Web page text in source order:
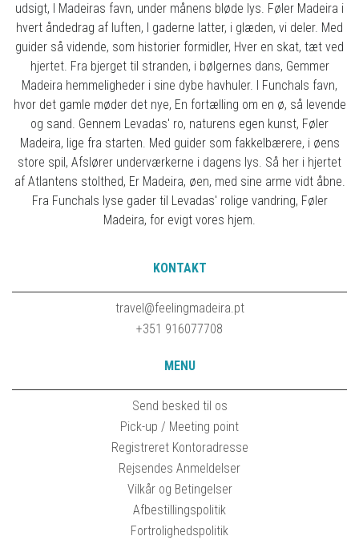
udsigt, I Madeiras favn, under månens bløde lys. Føler Madeira i
hvert åndedrag af luften, I gaderne latter, i glæden, vi deler. Med
guider så vidende, som historier formidler, Hver en skat, tæt ved
hjertet. Fra bjerget til stranden, i bølgernes dans, Gemmer
Madeira hemmeligheder i sine dybe havhuler. I Funchals favn,
hvor det gamle møder det nye, En fortælling om en ø, så levende
og sand. Gennem Levadas' ro, naturens egen kunst, Føler
Madeira, lige fra starten. Med guider som fakkelbærere, i øens
store spil, Afslører underværkerne i dagens lys. Så her i hjertet
af Atlantens stolthed, Er Madeira, øen, med sine arme vidt åbne.
Fra Funchals lyse gader til Levadas' rolige vandring, Føler
Madeira, for evigt vores hjem.
KONTAKT
travel@feelingmadeira.pt
+351 916077708
MENU
Send besked til os
Pick-up / Meeting point
Registreret Kontoradresse
Rejsendes Anmeldelser
Vilkår og Betingelser
Afbestillingspolitik
Fortrolighedspolitik